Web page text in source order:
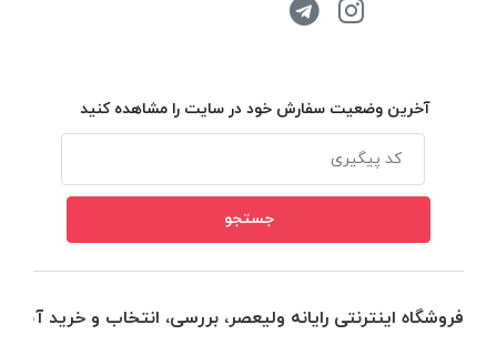
آخرین وضعیت سفارش خود در سایت را مشاهده کنید
فروشگاه اینترنتی رایانه ولیعصر، بررسی، انتخاب و خرید